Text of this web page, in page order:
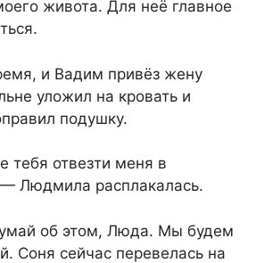
живота. Для неё главное
и Вадим привёз жену
уложил на кровать и
подушку.
тебя отвезти меня в
Людмила расплакалась.
об этом, Люда. Мы будем
Соня сейчас перевелась на